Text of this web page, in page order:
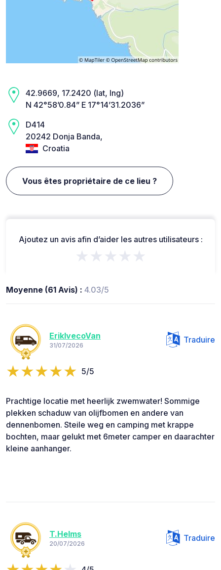
42.9669, 17.2420 (lat, lng)
N 42°58’0.84” E 17°14’31.2036”
D414
20242 Donja Banda,
Croatia
Vous êtes propriétaire de ce lieu ?
Ajoutez un avis afin d’aider les autres utilisateurs :
★★★★★
Moyenne (61 Avis) : 4.03/5
ErikIvecoVan
31/07/2026
Traduire
5/5
Prachtige locatie met heerlijk zwemwater! Sommige
plekken schaduw van olijfbomen en andere van
dennenbomen. Steile weg en camping met krappe
bochten, maar gelukt met 6meter camper en daarachter
kleine aanhanger.
T.Helms
20/07/2026
Traduire